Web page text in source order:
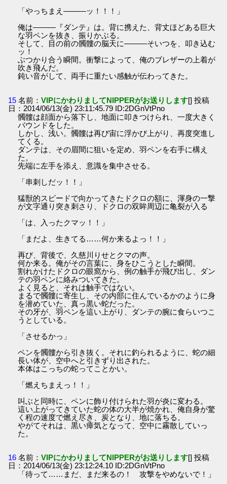
「やっちまえ―――ッ！！！」
俺は―――『ダンテ』は。背に携えた、背丈ほどある巨大
な羽ペンを抜き、振りかぶる。
そして、目の前の髑髏の脳天に―――そいつを、叩き込む
ッ！
ぶつかり合う瞬間。衝撃によって、俺のブレザーの上着が
吹き飛んだ。
鈍い音がして、両手に重たい感触が伝わってきた。
15 名前：VIPにかわりましてNIPPERがお送りします[] 投稿
日：2014/06/13(金) 23:11:45.79 ID:2DGnVtPno
髑髏は顔面から落下し、地面に叩きつけられ、一度大きく
バウンドをした。
しかし、浅い。髑髏は再び宙に浮かび上がり、再度突進し
てくる。
ダンテは、その眉間に狙いを定め、羽ペンを右手に構え
た。
先端に左手を添え、意識を集中させる。
「串刺しだッ！！」
猛獣的スピードで向かってきたドクロの額に、渾身の一撃
が文字通り突き刺さり、ドクロの双眸周辺に亀裂が入る
「は、入ったクマッ！！」
「まだよ、生きてる……何か来るよっ！！」
再び、背後で、久慈川りせとクマの声。
何か来る。俺がその言葉に、身をひこうとした瞬間。
割れかけたドクロの眼窩から、例の触手が飛び出し、ダン
テの羽ペンに絡みついてきた。
よく見ると、それは触手ではない。
まるで髑髏に寄生し、その内部に住んでいるかのように身
を潜めていた、真っ黒い蛇だった。
その牙が、羽ペンを這い上がり、ダンテの腕に食らいつこ
うとしている。
「させるかっ」
ペンを髑髏から引き抜く。それに釣られるように、蛇の細
長い体が、空中へと引きずり出された。
本体はこっちの蛇ってことかい。
「燃えちまえっ！！」
叫ぶと同時に、ペンに飾り付けられた羽が炎に変わる。
這い上がってきていた蛇の体の大半が焼かれ、俺自身が驚
く程の速度で燃え尽き、炭となり、地に落ちる。
やがてそれは、黒い瘴気となって、空中に霧散していっ
た。
16 名前：VIPにかわりましてNIPPERがお送りします[] 投稿
日：2014/06/13(金) 23:12:24.10 ID:2DGnVtPno
「待って……まだ、まだ来るの！ 攻撃をやめないで！」